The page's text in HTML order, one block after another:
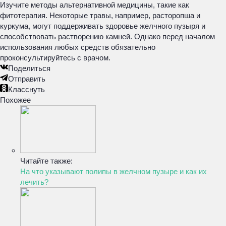
Изучите методы альтернативной медицины, такие как
фитотерапия. Некоторые травы, например, расторопша и
куркума, могут поддерживать здоровье желчного пузыря и
способствовать растворению камней. Однако перед началом
использования любых средств обязательно
проконсультируйтесь с врачом.
Поделиться
Отправить
Класснуть
Похожее
Читайте также:
На что указывают полипы в желчном пузыре и как их
лечить?